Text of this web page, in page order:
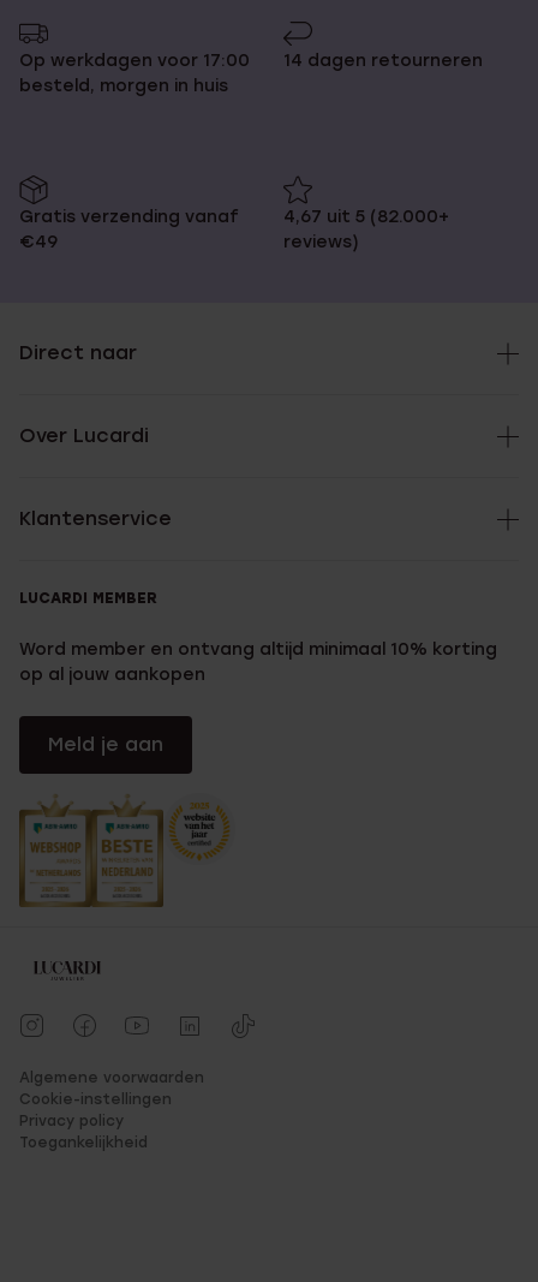
Op werkdagen voor 17:00
besteld, morgen in huis
14 dagen retourneren
Gratis verzending vanaf
€49
4,67 uit 5 (82.000+
reviews)
Direct naar
Over Lucardi
Klantenservice
LUCARDI MEMBER
Word member en ontvang altijd minimaal 10% korting
op al jouw aankopen
Meld je aan
Algemene voorwaarden
Cookie-instellingen
Privacy policy
Toegankelijkheid